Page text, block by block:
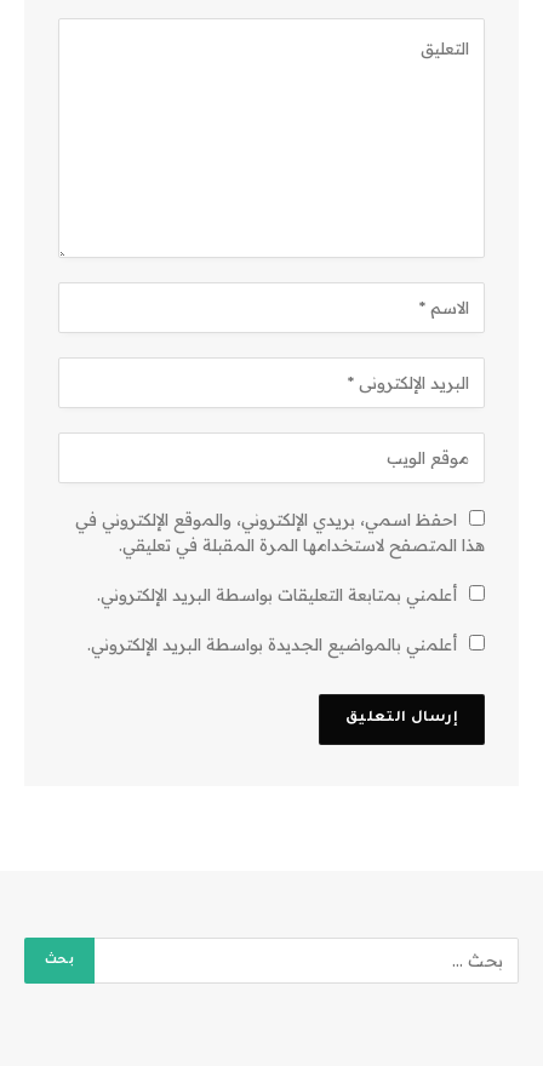
احفظ اسمي، بريدي الإلكتروني، والموقع الإلكتروني في
هذا المتصفح لاستخدامها المرة المقبلة في تعليقي.
أعلمني بمتابعة التعليقات بواسطة البريد الإلكتروني.
أعلمني بالمواضيع الجديدة بواسطة البريد الإلكتروني.